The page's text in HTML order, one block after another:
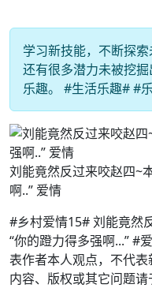
学习新技能，不断探
还有很多潜力未被挖
乐趣。 #生活乐趣# #
刘能竟然反过来咬赵四~
啊..” 爱情
#乡村爱情15# 刘能竟然
“你的蹬力得多强啊...” #
表作者本人观点，不代
内容、版权或其它问题